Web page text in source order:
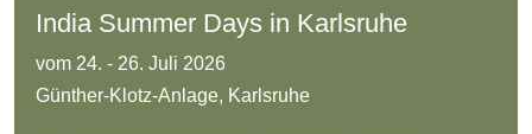
India Summer Days in Karlsruhe
vom 24. - 26. Juli 2026
Günther-Klotz-Anlage, Karlsruhe